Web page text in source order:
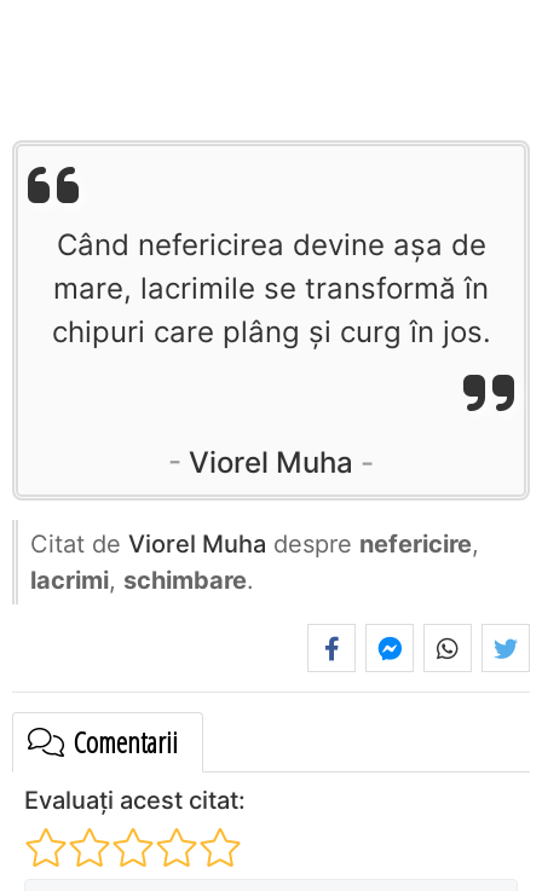
Când nefericirea devine aşa de
mare, lacrimile se transformă în
chipuri care plâng şi curg în jos.
Viorel Muha
Citat de Viorel Muha despre nefericire,
lacrimi, schimbare.
Comentarii
Evaluați acest citat: